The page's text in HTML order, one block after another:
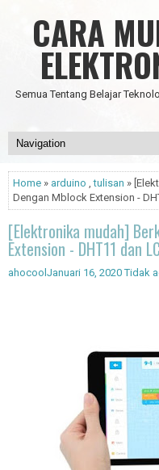
CARA
Semua Tentang Belajar
Home » arduino ,tulisan »
Dengan Mblock Extension -
[Elektronika mudah]
Extension - DHT11 dan
ahocool Januari 16, 2020 Tidak